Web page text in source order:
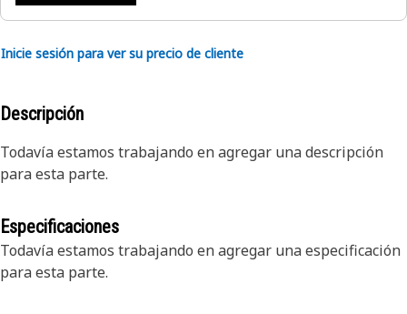
Inicie sesión para ver su precio de cliente
Descripción
Todavía estamos trabajando en agregar una descripción
para esta parte.
Especificaciones
Todavía estamos trabajando en agregar una especificación
para esta parte.